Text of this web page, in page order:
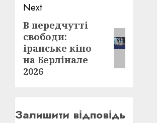
Next
Next
post:
В передчутті
свободи:
іранське кіно
на Берлінале
2026
Залишити відповідь